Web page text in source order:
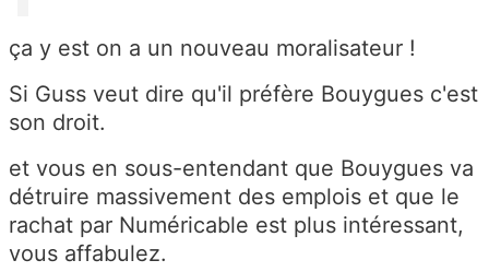
ça y est on a un nouveau moralisateur !
Si Guss veut dire qu'il préfère Bouygues c'est
son droit.
et vous en sous-entendant que Bouygues va
détruire massivement des emplois et que le
rachat par Numéricable est plus intéressant,
vous affabulez.